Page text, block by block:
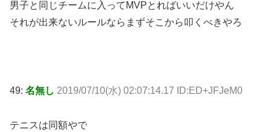
男子と同じチームに入ってMVPとればいいだけやん
それが出来ないルールならまずそこから叩くべきやろ
49: 名無し 2019/07/10(水) 02:07:14.17 ID:ED+JFJeM0
テニスは同額やで